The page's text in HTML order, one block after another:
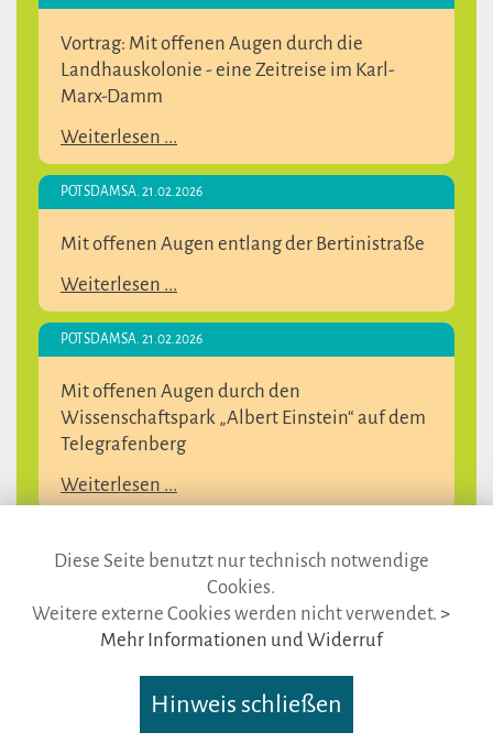
Vortrag: Mit offenen Augen durch die
Landhauskolonie - eine Zeitreise im Karl-
Marx-Damm
Weiterlesen ...
POTSDAMSA. 21.02.2026
Mit offenen Augen entlang der Bertinistraße
Weiterlesen ...
POTSDAMSA. 21.02.2026
Mit offenen Augen durch den
Wissenschaftspark „Albert Einstein“ auf dem
Telegrafenberg
Weiterlesen ...
Mit offenen Augen durch den Park Sanssouci
Weiterlesen ...
Mit offenen Augen durch den königlichen
Diese Seite benutzt nur technisch notwendige
Cookies.
Weitere externe Cookies werden nicht verwendet. >
Mehr Informationen und Widerruf
Hinweis schließen